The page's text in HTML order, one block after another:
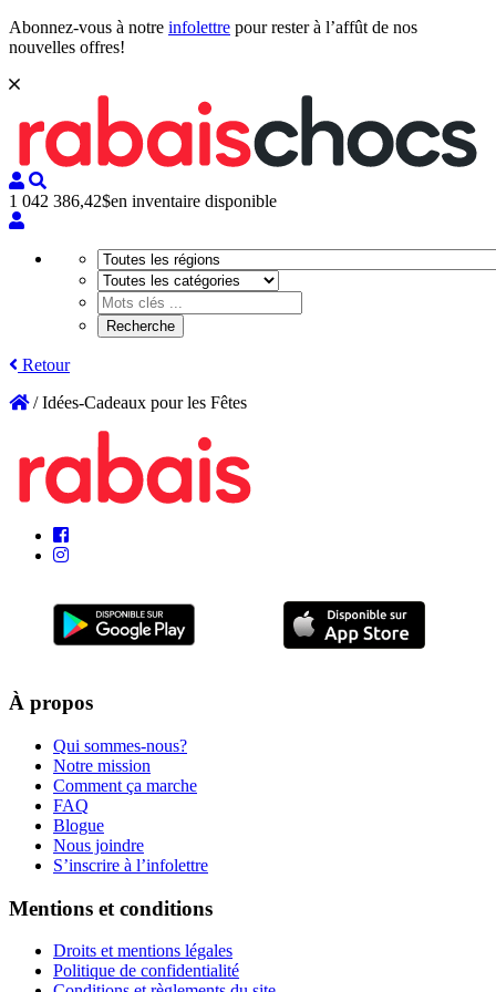
Abonnez-vous à notre infolettre pour rester à l’affût de nos
nouvelles offres!
1 042 386,42$en inventaire disponible
Retour
/Idées-Cadeaux pour les Fêtes
À propos
Qui sommes-nous?
Notre mission
Comment ça marche
FAQ
Blogue
Nous joindre
S’inscrire à l’infolettre
Mentions et conditions
Droits et mentions légales
Politique de confidentialité